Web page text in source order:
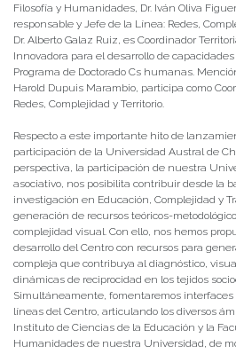
Filosofía y Humanidades, Dr. Iván Oliva
responsable y Jefe de la Línea: Redes,
Dr. Alberto Galaz Ruiz, es Coordinador
Innovadora para el desarrollo de
Programa de Doctorado Cs humanas.
Harold Dupuis Marambio, participa como
Redes, Complejidad y Territorio.
Respecto a este importante hito de
participación de la Universidad Austral de
perspectiva, la participación de nuestra
asociativo, nos posibilita contribuir desde la
investigación en Educación, Complejidad y
generación de recursos teóricos-
complejidad visual. Con ello, nos hemos
desarrollo del Centro con recursos para
compleja que contribuya al diagnóstico,
dinámicas de reciprocidad en los tejidos
Simultáneamente, fomentaremos interfaces
líneas del Centro, articulando los diversos
Instituto de Ciencias de la Educación y la
Humanidades de nuestra Universidad, de